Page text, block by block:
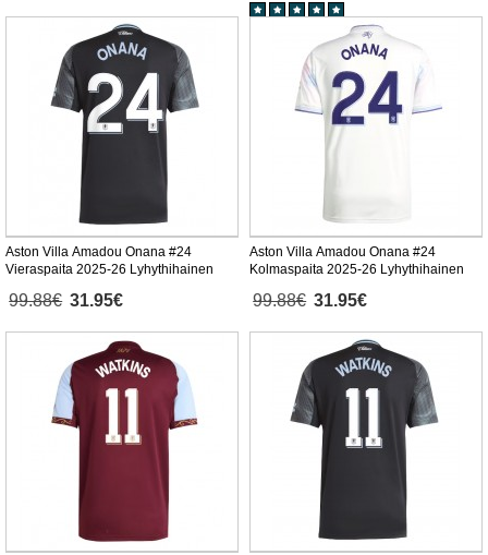
Aston Villa Amadou Onana #24
Vieraspaita 2025-26 Lyhythihainen
99.88€ 31.95€
Aston Villa Amadou Onana #24
Kolmaspaita 2025-26 Lyhythihainen
99.88€ 31.95€